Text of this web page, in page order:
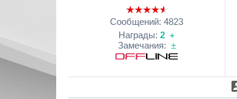
Сообщений: 4823
Награды: 2 +
Замечания: ±